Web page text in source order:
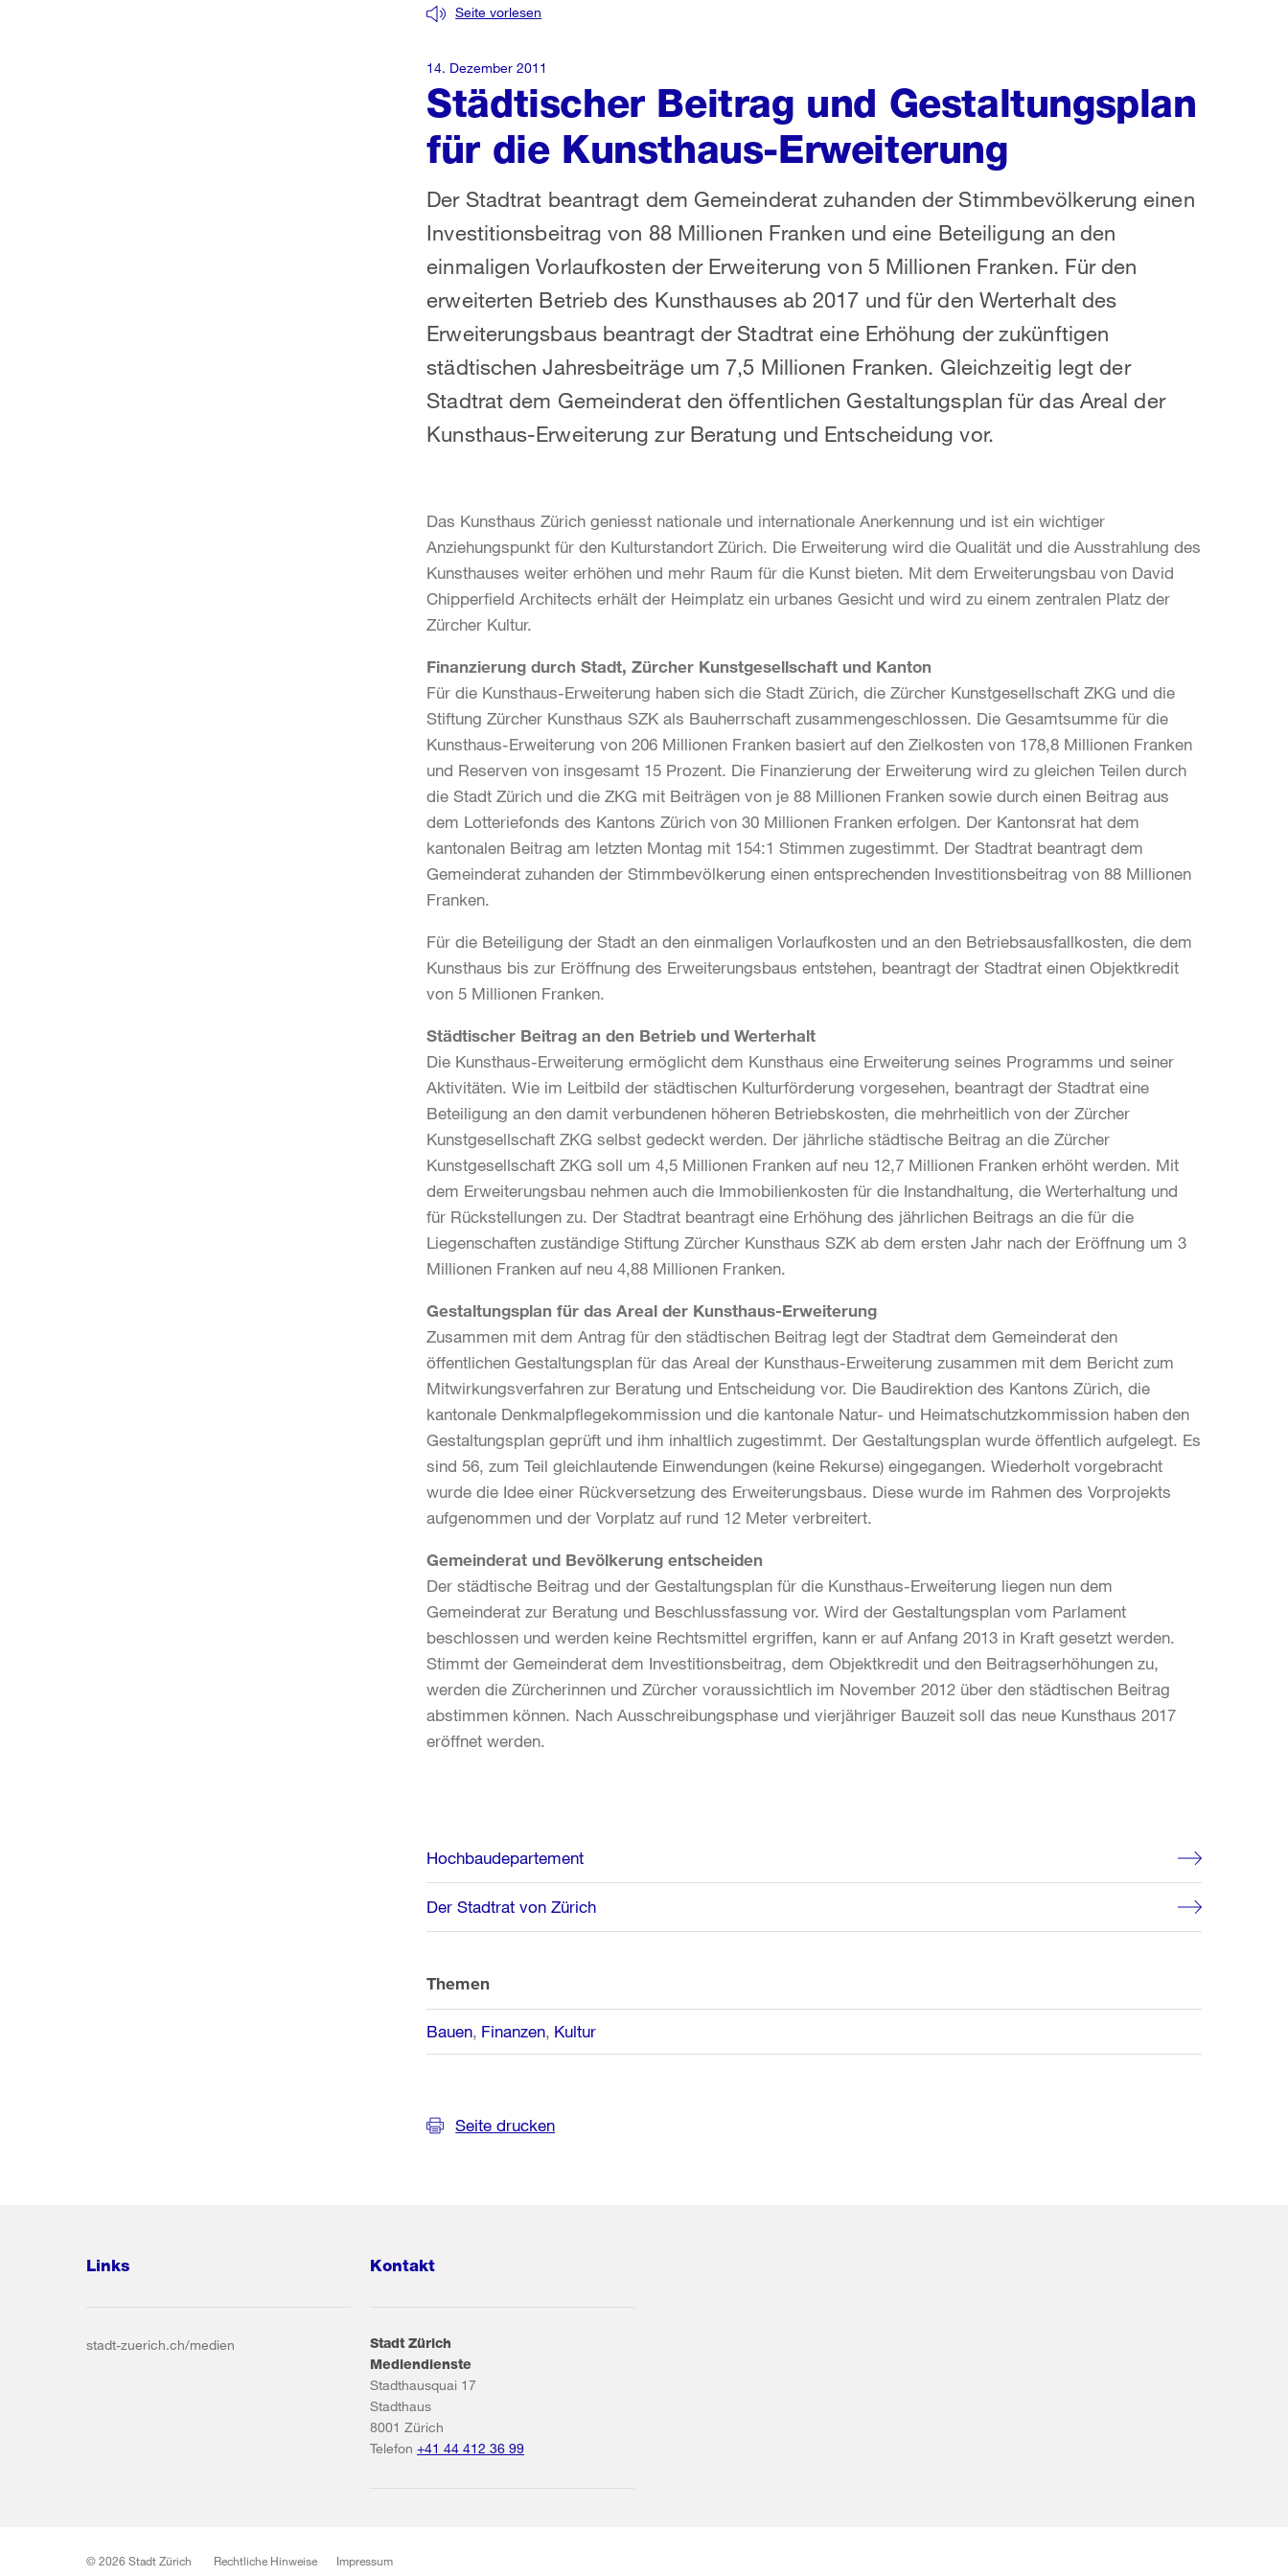
Städtischer Beitrag und Gestaltungsplan
für die Kunsthaus-Erweiterung
Seite vorlesen
Der Stadtrat beantragt dem Gemeinderat zuhanden der Stimmbevölkerung einen
Investitionsbeitrag von 88 Millionen Franken und eine Beteiligung an den
einmaligen Vorlaufkosten der Erweiterung von 5 Millionen Franken. Für den
erweiterten Betrieb des Kunsthauses ab 2017 und für den Werterhalt des
Erweiterungsbaus beantragt der Stadtrat eine Erhöhung der zukünftigen
städtischen Jahresbeiträge um 7,5 Millionen Franken. Gleichzeitig legt der
Stadtrat dem Gemeinderat den öffentlichen Gestaltungsplan für das Areal der
Kunsthaus-Erweiterung zur Beratung und Entscheidung vor.
14. Dezember 2011
Das Kunsthaus Zürich geniesst nationale und internationale Anerkennung und ist ein wichtiger
Anziehungspunkt für den Kulturstandort Zürich. Die Erweiterung wird die Qualität und die Ausstrahlung des
Kunsthauses weiter erhöhen und mehr Raum für die Kunst bieten. Mit dem Erweiterungsbau von David
Chipperfield Architects erhält der Heimplatz ein urbanes Gesicht und wird zu einem zentralen Platz der
Zürcher Kultur.
Finanzierung durch Stadt, Zürcher Kunstgesellschaft und Kanton
Für die Kunsthaus-Erweiterung haben sich die Stadt Zürich, die Zürcher Kunstgesellschaft ZKG und die
Stiftung Zürcher Kunsthaus SZK als Bauherrschaft zusammengeschlossen. Die Gesamtsumme für die
Kunsthaus-Erweiterung von 206 Millionen Franken basiert auf den Zielkosten von 178,8 Millionen Franken
und Reserven von insgesamt 15 Prozent. Die Finanzierung der Erweiterung wird zu gleichen Teilen durch
die Stadt Zürich und die ZKG mit Beiträgen von je 88 Millionen Franken sowie durch einen Beitrag aus
dem Lotteriefonds des Kantons Zürich von 30 Millionen Franken erfolgen. Der Kantonsrat hat dem
kantonalen Beitrag am letzten Montag mit 154:1 Stimmen zugestimmt. Der Stadtrat beantragt dem
Gemeinderat zuhanden der Stimmbevölkerung einen entsprechenden Investitionsbeitrag von 88 Millionen
Franken.
Für die Beteiligung der Stadt an den einmaligen Vorlaufkosten und an den Betriebsausfallkosten, die dem
Kunsthaus bis zur Eröffnung des Erweiterungsbaus entstehen, beantragt der Stadtrat einen Objektkredit
von 5 Millionen Franken.
Städtischer Beitrag an den Betrieb und Werterhalt
Die Kunsthaus-Erweiterung ermöglicht dem Kunsthaus eine Erweiterung seines Programms und seiner
Aktivitäten. Wie im Leitbild der städtischen Kulturförderung vorgesehen, beantragt der Stadtrat eine
Beteiligung an den damit verbundenen höheren Betriebskosten, die mehrheitlich von der Zürcher
Kunstgesellschaft ZKG selbst gedeckt werden. Der jährliche städtische Beitrag an die Zürcher
Kunstgesellschaft ZKG soll um 4,5 Millionen Franken auf neu 12,7 Millionen Franken erhöht werden. Mit
dem Erweiterungsbau nehmen auch die Immobilienkosten für die Instandhaltung, die Werterhaltung und
für Rückstellungen zu. Der Stadtrat beantragt eine Erhöhung des jährlichen Beitrags an die für die
Liegenschaften zuständige Stiftung Zürcher Kunsthaus SZK ab dem ersten Jahr nach der Eröffnung um 3
Millionen Franken auf neu 4,88 Millionen Franken.
Gestaltungsplan für das Areal der Kunsthaus-Erweiterung
Zusammen mit dem Antrag für den städtischen Beitrag legt der Stadtrat dem Gemeinderat den
öffentlichen Gestaltungsplan für das Areal der Kunsthaus-Erweiterung zusammen mit dem Bericht zum
Mitwirkungsverfahren zur Beratung und Entscheidung vor. Die Baudirektion des Kantons Zürich, die
kantonale Denkmalpflegekommission und die kantonale Natur- und Heimatschutzkommission haben den
Gestaltungsplan geprüft und ihm inhaltlich zugestimmt. Der Gestaltungsplan wurde öffentlich aufgelegt. Es
sind 56, zum Teil gleichlautende Einwendungen (keine Rekurse) eingegangen. Wiederholt vorgebracht
wurde die Idee einer Rückversetzung des Erweiterungsbaus. Diese wurde im Rahmen des Vorprojekts
aufgenommen und der Vorplatz auf rund 12 Meter verbreitert.
Gemeinderat und Bevölkerung entscheiden
Der städtische Beitrag und der Gestaltungsplan für die Kunsthaus-Erweiterung liegen nun dem
Gemeinderat zur Beratung und Beschlussfassung vor. Wird der Gestaltungsplan vom Parlament
beschlossen und werden keine Rechtsmittel ergriffen, kann er auf Anfang 2013 in Kraft gesetzt werden.
Stimmt der Gemeinderat dem Investitionsbeitrag, dem Objektkredit und den Beitragserhöhungen zu,
werden die Zürcherinnen und Zürcher voraussichtlich im November 2012 über den städtischen Beitrag
abstimmen können. Nach Ausschreibungsphase und vierjähriger Bauzeit soll das neue Kunsthaus 2017
eröffnet werden.
Weitere
Informationen
Hochbaudepartement
Der Stadtrat von Zürich
Themen
Bauen Finanzen Kultur
Seite drucken
Links
stadt-zuerich.ch/medien
Kontakt
Stadt Zürich
Mediendienste
Stadthausquai 17
Stadthaus
8001 Zürich
Telefon +41 44 412 36 99
© 2026 Stadt Zürich Rechtliche Hinweise Impressum